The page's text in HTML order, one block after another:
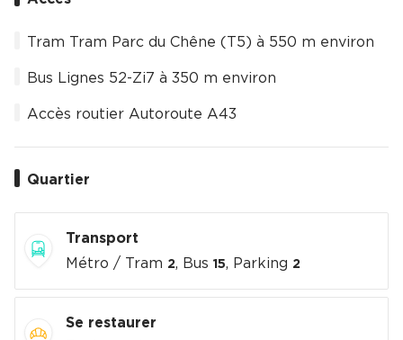
Tram Tram Parc du Chêne (T5) à 550 m environ
Bus Lignes 52-Zi7 à 350 m environ
Accès routier Autoroute A43
Quartier
Transport
Métro / Tram 2, Bus 15, Parking 2
Se restaurer